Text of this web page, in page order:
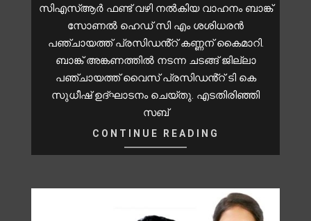
സിഎസ്ആർ ഫണ്ട് വഴി നൽകിയ വാഹനം ബാങ്ക്
സോണൽ ഹെഡ് സി എം ശശിധരൻ
പഞ്ചായത്ത് പ്രസിഡൻ്റ് കണ്ണന് കൈമാറി.
ബാങ്ക് അങ്കണത്തിൽ നടന്ന ചടങ്ങ് ജില്ലാ
പഞ്ചായത്ത് വൈസ് പ്രസിഡൻ്റ് ടി കെ
സുധീഷ് ഉദ്ഘാടനം ചെയ്തു. എടതിരിഞ്ഞി
സബ്
CONTINUE READING